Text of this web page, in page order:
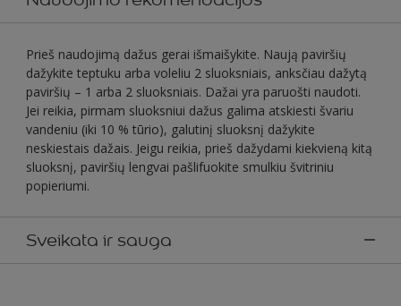
Prieš naudojimą dažus gerai išmaišykite. Naują paviršių
dažykite teptuku arba voleliu 2 sluoksniais, anksčiau dažytą
paviršių – 1 arba 2 sluoksniais. Dažai yra paruošti naudoti.
Jei reikia, pirmam sluoksniui dažus galima atskiesti švariu
vandeniu (iki 10 % tūrio), galutinį sluoksnį dažykite
neskiestais dažais. Jeigu reikia, prieš dažydami kiekvieną kitą
sluoksnį, paviršių lengvai pašlifuokite smulkiu švitriniu
popieriumi.
Sveikata ir sauga